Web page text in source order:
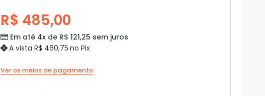
R$ 485,00
Em até 4x de R$ 121,25 sem juros
A vista R$ 460,75 no Pix
Ver os meios de pagamento